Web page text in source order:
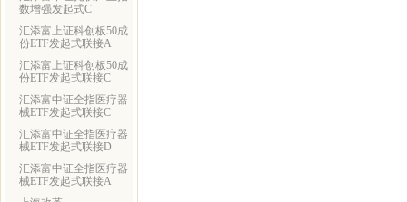
数增强发起式C
汇添富上证科创板50成
份ETF发起式联接A
汇添富上证科创板50成
份ETF发起式联接C
汇添富中证全指医疗器
械ETF发起式联接C
汇添富中证全指医疗器
械ETF发起式联接D
汇添富中证全指医疗器
械ETF发起式联接A